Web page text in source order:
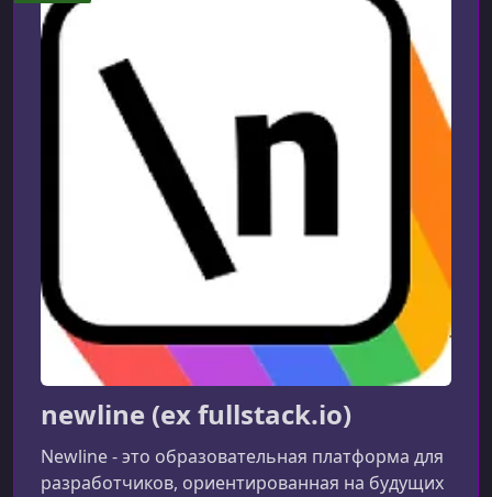
newline (ex fullstack.io)
Newline - это образовательная платформа для
разработчиков, ориентированная на будущих